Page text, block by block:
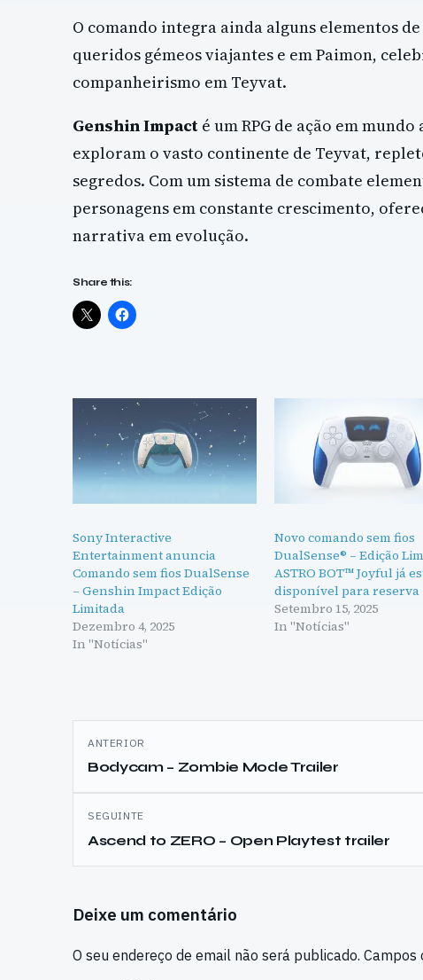
O comando integra ainda alguns elementos
queridos gémeos viajantes e em Paimon,
companheirismo em Teyvat.
Genshin Impact é um RPG de ação em
exploram o vasto continente de Teyvat,
segredos. Com um sistema de combate
personagens em constante crescimento,
narrativa em evolução.
Share this:
Sony Interactive
Entertainment anuncia
Comando sem fios DualSense
– Genshin Impact Edição
Limitada
Dezembro 4, 2025
In "Notícias"
Novo comando sem fios
DualSense® – Edição
ASTRO BOT™ Joyful já
disponível para reserva
Setembro 15, 2025
In "Notícias"
Navegação
de
artigos
ANTERIOR
Bodycam – Zombie Mode Trailer
SEGUINTE
Ascend to ZERO – Open Playtest trailer
Deixe um comentário
O seu endereço de email não será publicado. Campos